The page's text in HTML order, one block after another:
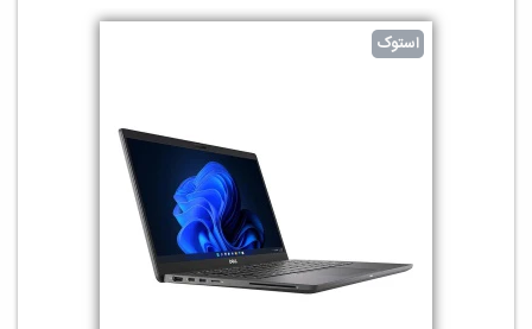
استوک